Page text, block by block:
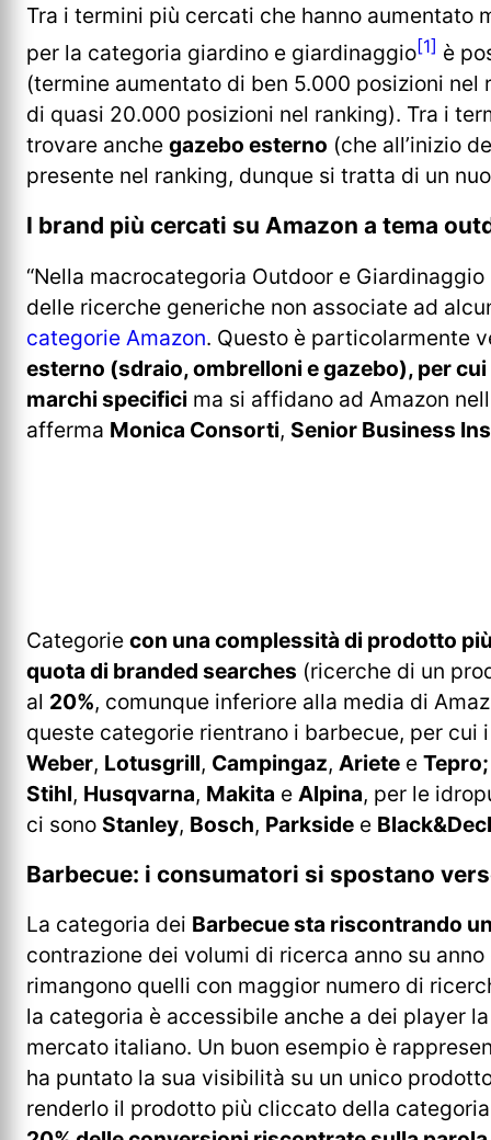
Tra i termini più cercati che hanno aumentato
per la categoria giardino e giardinaggio[1] è
(termine aumentato di ben 5.000 posizioni nel
di quasi 20.000 posizioni nel ranking). Tra i
trovare anche gazebo esterno (che all’inizio
presente nel ranking, dunque si tratta di un
I brand più cercati su Amazon a tema
“Nella macrocategoria Outdoor e
delle ricerche generiche non associate ad
categorie Amazon. Questo è particolarmente
esterno (sdraio, ombrelloni e gazebo), per
marchi specifici ma si affidano ad Amazon
afferma Monica Consorti, Senior Business
Categorie con una complessità di prodotto
quota di branded searches (ricerche di un
al 20%, comunque inferiore alla media di
queste categorie rientrano i barbecue, per cui
Weber, Lotusgrill, Campingaz, Ariete e
Stihl, Husqvarna, Makita e Alpina, per le
ci sono Stanley, Bosch, Parkside e
Barbecue: i consumatori si spostano
La categoria dei Barbecue sta riscontrando
contrazione dei volumi di ricerca anno su
rimangono quelli con maggior numero di
la categoria è accessibile anche a dei player
mercato italiano. Un buon esempio è
ha puntato la sua visibilità su un unico
renderlo il prodotto più cliccato della